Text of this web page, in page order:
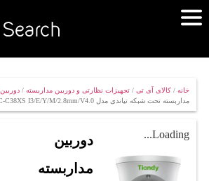
خانه/ کالای آی تی/ تجهیزات نظارتی و دوربین مداربسته/
مداربسته تحت شبکه تیاندی مدل TC-C38XS I3/E/Y/M/2.8mm/V4.0
Loading...
دوربین
مداربسته